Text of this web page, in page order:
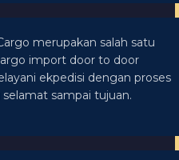
merupakan salah satu
import door to door
ekpedisi dengan proses
sampai tujuan.